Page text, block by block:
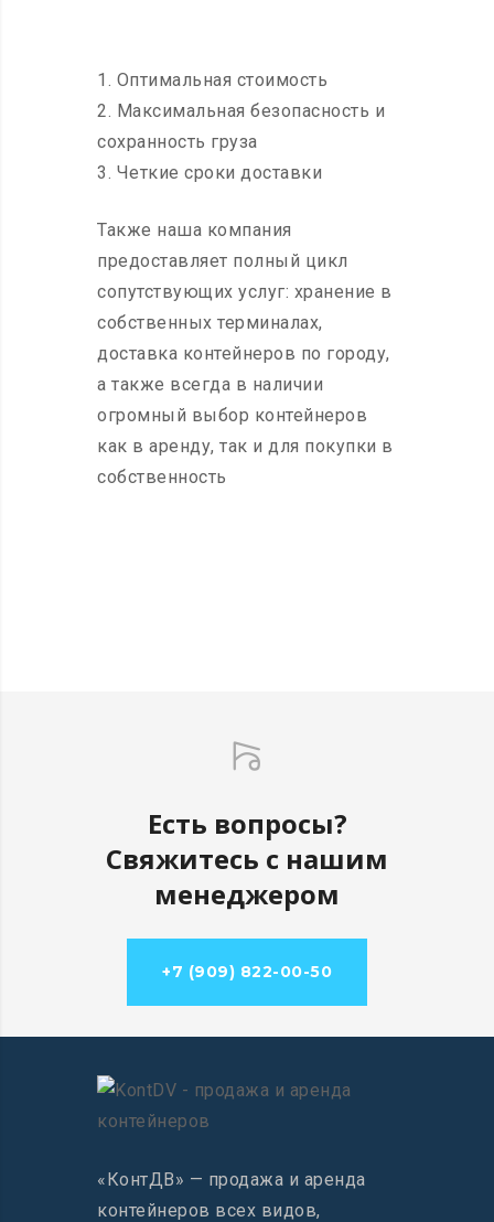
1. Оптимальная стоимость
2. Максимальная безопасность и
сохранность груза
3. Четкие сроки доставки
Также наша компания
предоставляет полный цикл
сопутствующих услуг: хранение в
собственных терминалах,
доставка контейнеров по городу,
а также всегда в наличии
огромный выбор контейнеров
как в аренду, так и для покупки в
собственность
Есть вопросы?
Свяжитесь с нашим
менеджером
+7 (909) 822-00-50
«КонтДВ» — продажа и аренда
контейнеров всех видов,